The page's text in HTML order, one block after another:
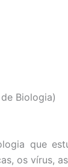
Biologia)
que
os vírus,